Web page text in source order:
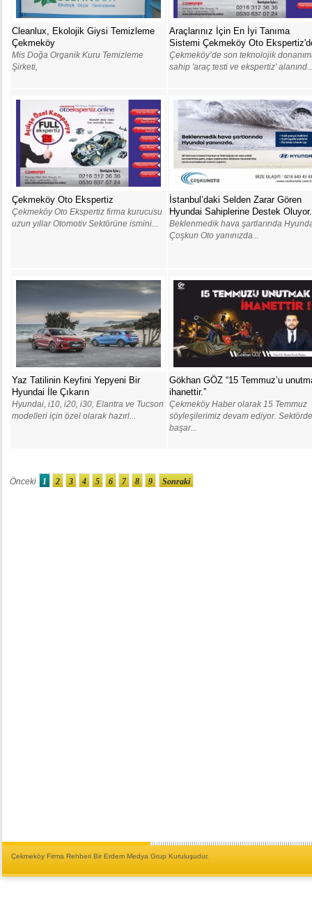
Cleanlux, Ekolojik Giysi Temizleme
Çekmeköy
Mis Doğa Organik Kuru Temizleme
Şirketi,
Araçlarınız İçin En İyi Tanıma
Sistemi Çekmeköy Oto
Çekmeköy’de son teknolojik
sahip 'araç testi ve ekspertiz'
Çekmeköy Oto Ekspertiz
Çekmeköy Oto Ekspertiz firma kurucusu
uzun yıllar Otomotiv Sektörüne ismini...
İstanbul’daki Selden Zarar Gören
Hyundai Sahiplerine Destek Oluyor.
Beklenmedik hava şartlarında
Çoşkun Oto yanınızda...
Yaz Tatilinin Keyfini Yepyeni Bir
Hyundai İle Çıkarın
Hyundai, i10, i20, i30, Elantra ve Tucson
modelleri için özel olarak hazırl...
Gökhan GÖZ “15 Temmuz’u
ihanettir.”
Çekmeköy Haber olarak 15 Temmuz
söyleşilerimiz devam ediyor. Sektörde
başar...
Önceki 1 2 3 4 5 6 7 8 9 Sonraki
Çekmeköy Firma Rehberi Bir Erdem Medya Grup Kuruluşudur.